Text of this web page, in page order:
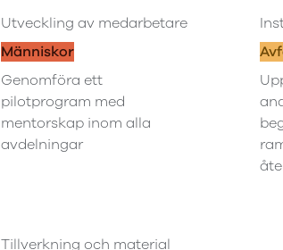
Utveckling av medarbetare
Människor
Genomföra ett
pilotprogram med
mentorskap inom alla
avdelningar
Tillverkning och material